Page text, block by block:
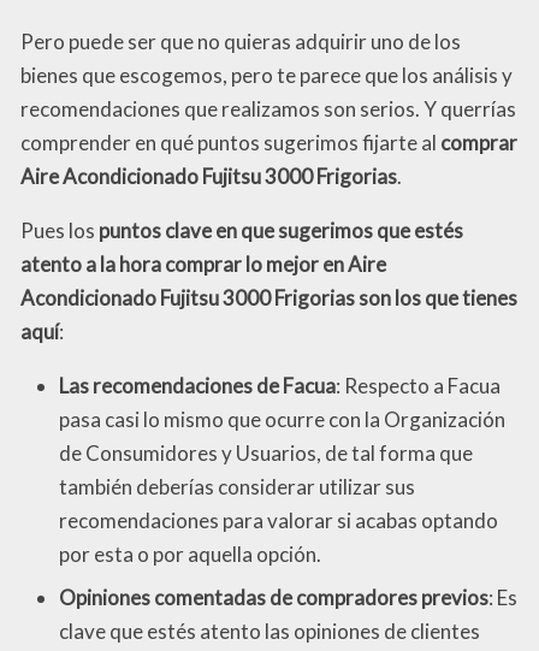
Pero puede ser que no quieras adquirir uno de los
bienes que escogemos, pero te parece que los análisis y
recomendaciones que realizamos son serios. Y querrías
comprender en qué puntos sugerimos fijarte al comprar
Aire Acondicionado Fujitsu 3000 Frigorias.
Pues los puntos clave en que sugerimos que estés
atento a la hora comprar lo mejor en Aire
Acondicionado Fujitsu 3000 Frigorias son los que tienes
aquí:
Las recomendaciones de Facua: Respecto a Facua
pasa casi lo mismo que ocurre con la Organización
de Consumidores y Usuarios, de tal forma que
también deberías considerar utilizar sus
recomendaciones para valorar si acabas optando
por esta o por aquella opción.
Opiniones comentadas de compradores previos: Es
clave que estés atento las opiniones de clientes